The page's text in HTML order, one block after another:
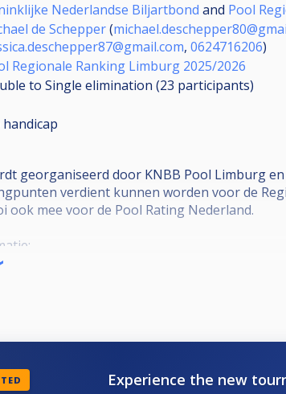
Nederlandse Biljartbond and Pool
de Schepper(
, 0624716206)
Regionale Ranking Limburg 2025/2026
to Single elimination (23 participants)
georganiseerd door KNBB Pool Limburg
verdient kunnen worden voor de
ook mee voor de Pool Rating Nederland.
van toepassing
SKO*
in de Single-KO schema worden volgens de
Experience the new